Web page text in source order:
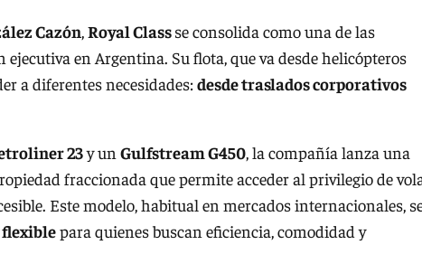
Cazón,Royal Classse consolida como una de las
ejecutiva en Argentina. Su flota, que va desde helicópteros
a diferentes necesidades:desde traslados corporativos
23y un Gulfstream G450, la compañía lanza una
fraccionada que permite acceder al privilegio de
Este modelo, habitual en mercados internacionales,
para quienes buscan eficiencia, comodidad y